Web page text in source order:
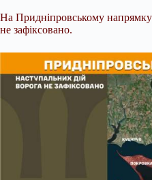
На Придніпровському
не зафіксовано.